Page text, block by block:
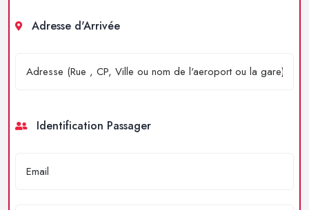
Adresse d'Arrivée
Identification Passager